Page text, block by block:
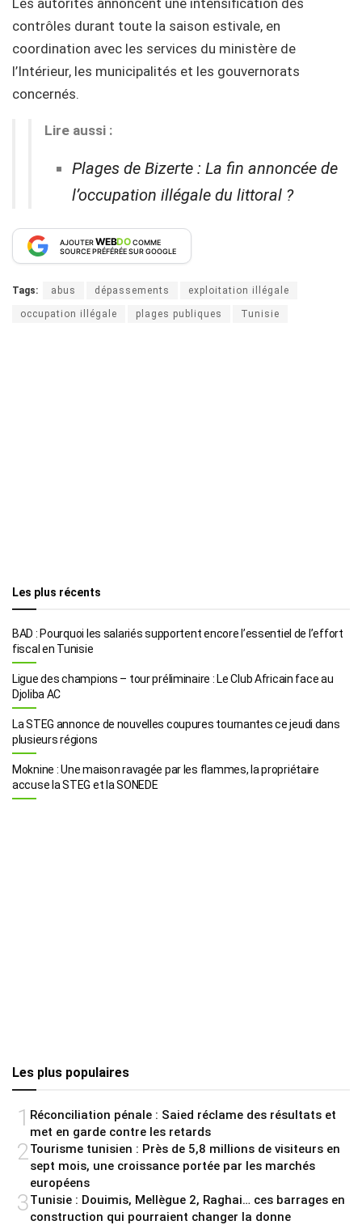
contrôles durant toute la saison estivale, en
coordination avec les services du ministère de
l’Intérieur, les municipalités et les gouvernorats
concernés.
Lire aussi :
Plages de Bizerte : La fin annoncée de
l’occupation illégale du littoral ?
AJOUTERWEBDOCOMME
SOURCE PRÉFÉRÉE SUR GOOGLE
Tags: abus dépassements exploitation illégale
occupation illégale plages publiques Tunisie
Les plus récents
BAD : Pourquoi les salariés supportent encore l’essentiel de l’effort
fiscal en Tunisie
Ligue des champions – tour préliminaire : Le Club Africain face au
Djoliba AC
La STEG annonce de nouvelles coupures tournantes ce jeudi dans
plusieurs régions
Moknine : Une maison ravagée par les flammes, la propriétaire
accuse la STEG et la SONEDE
Les plus populaires
1 Réconciliation pénale : Saied réclame des résultats et
met en garde contre les retards
2Tourisme tunisien : Près de 5,8 millions de visiteurs en
sept mois, une croissance portée par les marchés
européens
3Tunisie : Douimis, Mellègue 2, Raghai… ces barrages en
construction qui pourraient changer la donne